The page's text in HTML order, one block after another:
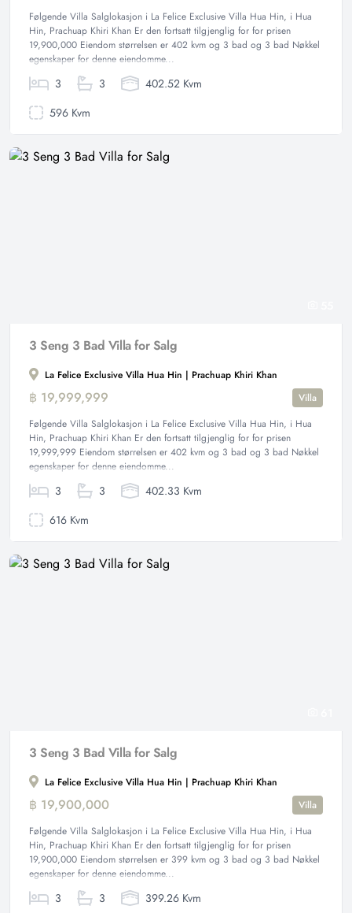
Følgende Villa Salglokasjon i La Felice Exclusive Villa Hua Hin, i Hua
Hin, Prachuap Khiri Khan Er den fortsatt tilgjenglig for for prisen
19,900,000 Eiendom størrelsen er 402 kvm og 3 bad og 3 bad Nøkkel
egenskaper for denne eiendomme...
3 3
402.52 Kvm
596 Kvm
3 Seng 3 Bad Villa for Salg
La Felice Exclusive Villa Hua Hin | Prachuap Khiri Khan
฿ 19,999,999
Villa
Følgende Villa Salglokasjon i La Felice Exclusive Villa Hua Hin, i Hua
Hin, Prachuap Khiri Khan Er den fortsatt tilgjenglig for for prisen
19,999,999 Eiendom størrelsen er 402 kvm og 3 bad og 3 bad Nøkkel
egenskaper for denne eiendomme...
3 3
402.33 Kvm
616 Kvm
3 Seng 3 Bad Villa for Salg
La Felice Exclusive Villa Hua Hin | Prachuap Khiri Khan
฿ 19,900,000
Villa
Følgende Villa Salglokasjon i La Felice Exclusive Villa Hua Hin, i Hua
Hin, Prachuap Khiri Khan Er den fortsatt tilgjenglig for for prisen
19,900,000 Eiendom størrelsen er 399 kvm og 3 bad og 3 bad Nøkkel
egenskaper for denne eiendomme...
3 3
399.26 Kvm